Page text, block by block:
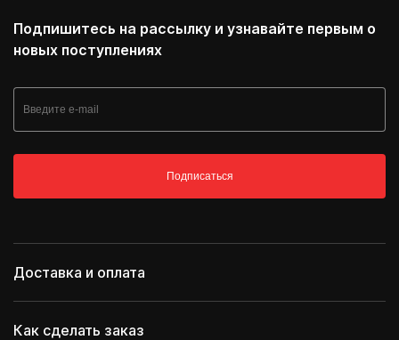
Подпишитесь на рассылку и узнавайте первым о
новых поступлениях
Подписаться
Доставка и оплата
Как сделать заказ